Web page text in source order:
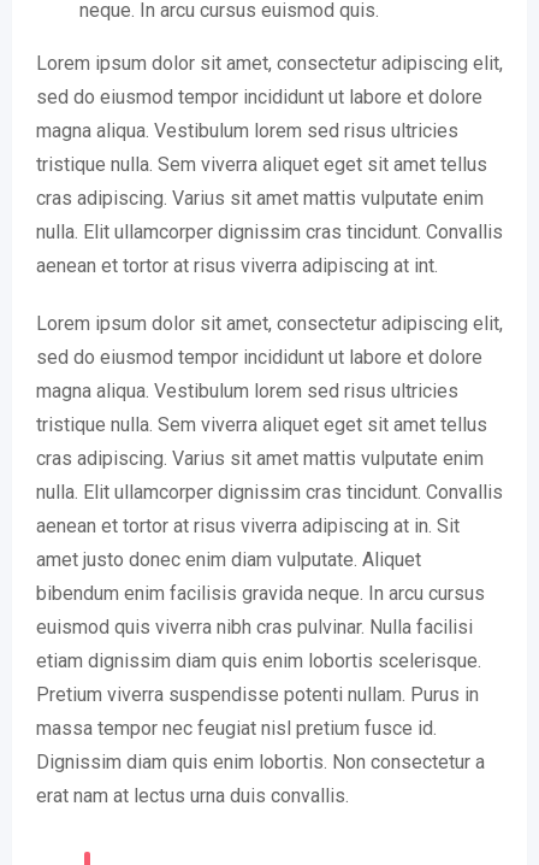
neque. In arcu cursus euismod quis.
Lorem ipsum dolor sit amet, consectetur adipiscing elit,
sed do eiusmod tempor incididunt ut labore et dolore
magna aliqua. Vestibulum lorem sed risus ultricies
tristique nulla. Sem viverra aliquet eget sit amet tellus
cras adipiscing. Varius sit amet mattis vulputate enim
nulla. Elit ullamcorper dignissim cras tincidunt. Convallis
aenean et tortor at risus viverra adipiscing at int.
Lorem ipsum dolor sit amet, consectetur adipiscing elit,
sed do eiusmod tempor incididunt ut labore et dolore
magna aliqua. Vestibulum lorem sed risus ultricies
tristique nulla. Sem viverra aliquet eget sit amet tellus
cras adipiscing. Varius sit amet mattis vulputate enim
nulla. Elit ullamcorper dignissim cras tincidunt. Convallis
aenean et tortor at risus viverra adipiscing at in. Sit
amet justo donec enim diam vulputate. Aliquet
bibendum enim facilisis gravida neque. In arcu cursus
euismod quis viverra nibh cras pulvinar. Nulla facilisi
etiam dignissim diam quis enim lobortis scelerisque.
Pretium viverra suspendisse potenti nullam. Purus in
massa tempor nec feugiat nisl pretium fusce id.
Dignissim diam quis enim lobortis. Non consectetur a
erat nam at lectus urna duis convallis.